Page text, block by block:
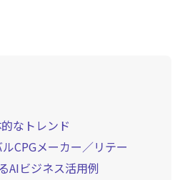
なトレンド
CPGメーカー／リテー
AIビジネス活用例